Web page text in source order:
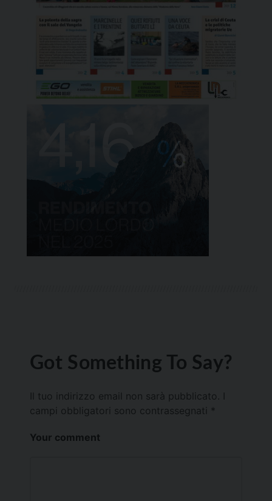
Got Something To Say?
Il tuo indirizzo email non sarà pubblicato.
campi obbligatori sono contrassegnati *
Your comment